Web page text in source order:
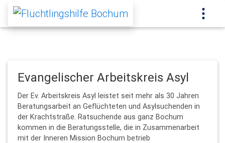
Evangelischer Arbeitskreis Asyl
Der Ev. Arbeitskreis Asyl leistet seit mehr als 30 Jahren
Beratungsarbeit an Geflüchteten und Asylsuchenden in
der Krachtstraße. Ratsuchende aus ganz Bochum
kommen in die Beratungsstelle, die in Zusammenarbeit
mit der Inneren Mission Bochum betrieb